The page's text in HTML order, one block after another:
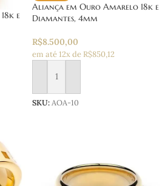
e
Aliança em Ouro Amarelo 18k e
Diamantes, 4mm
R$8.500,00
em até 12x de R$850,12
Adicionar ao carrinho
SKU: AOA-10